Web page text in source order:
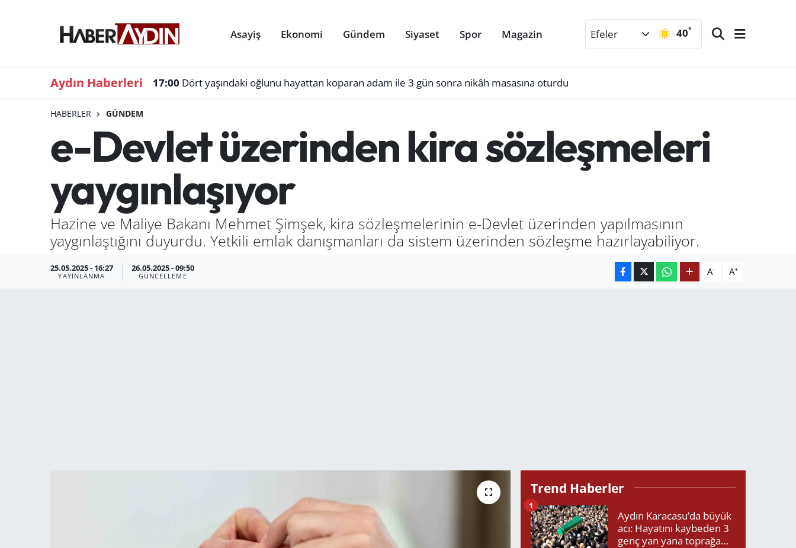
Asayiş Ekonomi Gündem Siyaset Spor Magazin Efeler 40°
Aydın Haberleri 17:00 Dört yaşındaki oğlunu hayattan koparan adam ile 3 gün sonra nikâh masasına oturdu
HABERLER GÜNDEM
e-Devlet üzerinden kira sözleşmeleri
yaygınlaşıyor
Hazine ve Maliye Bakanı Mehmet Şimşek, kira sözleşmelerinin e-Devlet üzerinden yapılmasının
yaygınlaştığını duyurdu. Yetkili emlak danışmanları da sistem üzerinden sözleşme hazırlayabiliyor.
25.05.2025 - 16:27
YAYINLANMA
26.05.2025 - 09:50
GÜNCELLEME A- A+
Trend Haberler
Aydın Karacasu’da büyük
acı: Hayatını kaybeden 3
genç yan yana toprağa
1